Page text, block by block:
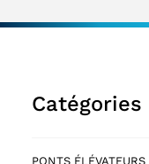
Catégories
PONTS ÉLÉVATEURS